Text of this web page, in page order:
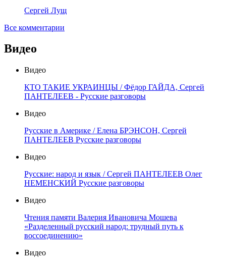
Сергей Лущ
Все комментарии
Видео
Видео
КТО ТАКИЕ УКРАИНЦЫ / Фёдор ГАЙДА, Сергей
ПАНТЕЛЕЕВ - Русские разговоры
Видео
Русские в Америке / Елена БРЭНСОН, Сергей
ПАНТЕЛЕЕВ Русские разговоры
Видео
Русские: народ и язык / Сергей ПАНТЕЛЕЕВ Олег
НЕМЕНСКИЙ Русские разговоры
Видео
Чтения памяти Валерия Ивановича Мошева
«Разделенный русский народ: трудный путь к
воссоединению»
Видео